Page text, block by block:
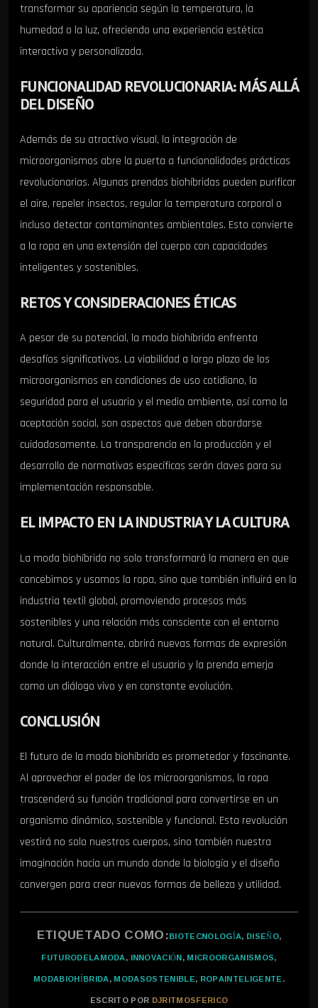
transformar su apariencia según la temperatura, la
humedad o la luz, ofreciendo una experiencia estética
interactiva y personalizada.
FUNCIONALIDAD REVOLUCIONARIA: MÁS ALLÁ
DEL DISEÑO
Además de su atractivo visual, la integración de
microorganismos abre la puerta a funcionalidades prácticas
revolucionarias. Algunas prendas biohíbridas pueden purificar
el aire, repeler insectos, regular la temperatura corporal o
incluso detectar contaminantes ambientales. Esto convierte
a la ropa en una extensión del cuerpo con capacidades
inteligentes y sostenibles.
RETOS Y CONSIDERACIONES ÉTICAS
A pesar de su potencial, la moda biohíbrida enfrenta
desafíos significativos. La viabilidad a largo plazo de los
microorganismos en condiciones de uso cotidiano, la
seguridad para el usuario y el medio ambiente, así como la
aceptación social, son aspectos que deben abordarse
cuidadosamente. La transparencia en la producción y el
desarrollo de normativas específicas serán claves para su
implementación responsable.
EL IMPACTO EN LA INDUSTRIA Y LA CULTURA
La moda biohíbrida no solo transformará la manera en que
concebimos y usamos la ropa, sino que también influirá en la
industria textil global, promoviendo procesos más
sostenibles y una relación más consciente con el entorno
natural. Culturalmente, abrirá nuevas formas de expresión
donde la interacción entre el usuario y la prenda emerja
como un diálogo vivo y en constante evolución.
CONCLUSIÓN
El futuro de la moda biohíbrida es prometedor y fascinante.
Al aprovechar el poder de los microorganismos, la ropa
trascenderá su función tradicional para convertirse en un
organismo dinámico, sostenible y funcional. Esta revolución
vestirá no solo nuestros cuerpos, sino también nuestra
imaginación hacia un mundo donde la biología y el diseño
convergen para crear nuevas formas de belleza y utilidad.
ETIQUETADO COMO:BIOTECNOLOGÍA, DISEÑO,
FUTURODELAMODA, INNOVACIÓN,MICROORGANISMOS,
MODABIOHÍBRIDA,MODASOSTENIBLE, ROPAINTELIGENTE.
ESCRITO POR DJRITMOSFERICO